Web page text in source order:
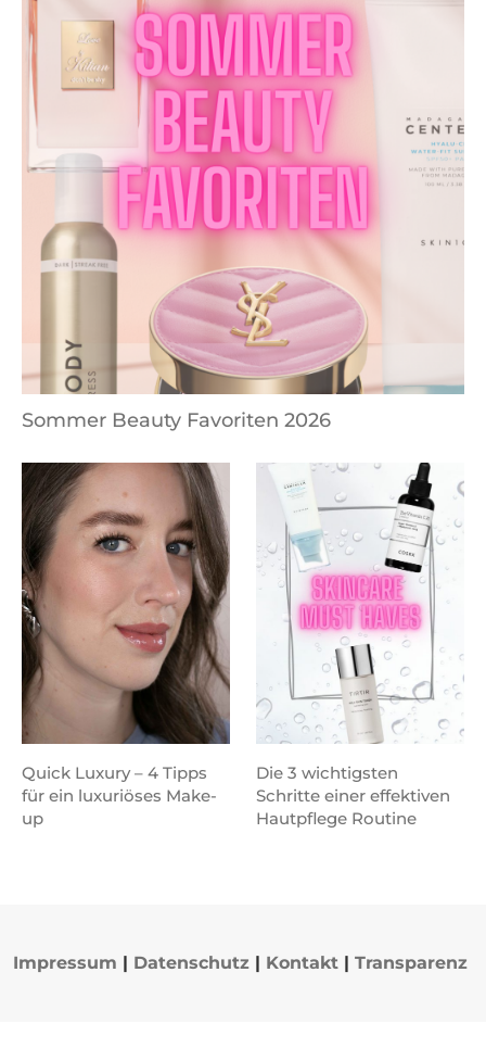
Sommer Beauty Favoriten 2026
Quick Luxury – 4 Tipps
für ein luxuriöses Make-
up
Die 3 wichtigsten
Schritte einer effektiven
Hautpflege Routine
Impressum | Datenschutz | Kontakt | Transparenz